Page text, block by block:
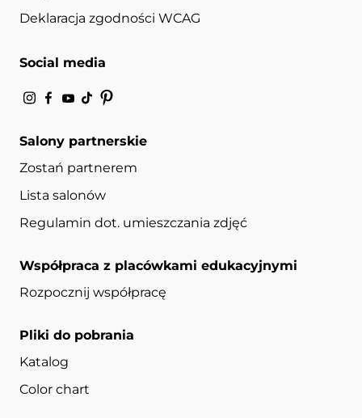
Deklaracja zgodności WCAG
Social media
Salony partnerskie
Zostań partnerem
Lista salonów
Regulamin dot. umieszczania zdjęć
Współpraca z placówkami edukacyjnymi
Rozpocznij współpracę
Pliki do pobrania
Katalog
Color chart